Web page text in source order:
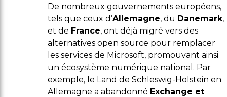
De nombreux gouvernements européens,
tels que ceux d’Allemagne, du Danemark,
et de France, ont déjà migré vers des
alternatives open source pour remplacer
les services de Microsoft, promouvant ainsi
un écosystème numérique national. Par
exemple, le Land de Schleswig-Holstein en
Allemagne a abandonné Exchange et